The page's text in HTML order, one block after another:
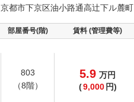
京都市下京区油小路通高辻下ル麓町
部屋番号(階) 賃料 (管理費等)
803
（8階）
5.9 万円
(9,000 円)